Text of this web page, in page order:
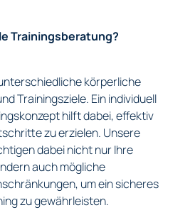
Trainingsberatung?
körperliche
Trainingsziele. Ein individuell
hilft dabei, effektiv
zu erzielen. Unsere
dabei nicht nur Ihre
auch mögliche
um ein sicheres
zu gewährleisten.